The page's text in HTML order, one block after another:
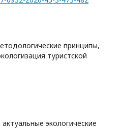
принципы,
туристской
экологические